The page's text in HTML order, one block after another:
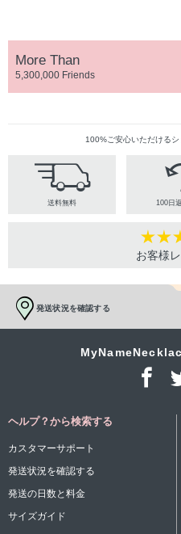
More Than
5,300,000 Friends
100%ご安心いただける
送料無料 100日
お客様
発送状況を確認する
ヘルプ？から検索する
カスタマーサポート
発送状況を確認する
発送の日数と料金
サイズガイド